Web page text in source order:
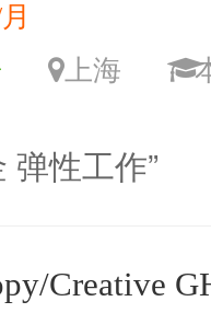
上海
弹性工作”
Creative